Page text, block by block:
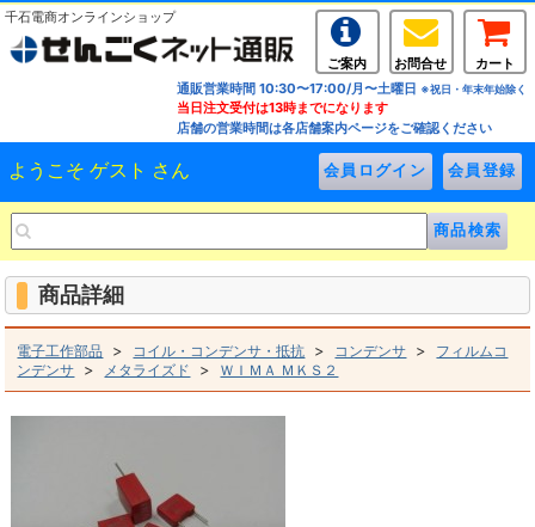
千石電商オンラインショップ
ご案内 お問合せ
カート
通販営業時間 10:30〜17:00/月〜土曜日 ※祝日・年末年始除く
当日注文受付は13時までになります
店舗の営業時間は各店舗案内ページをご確認ください
ようこそ ゲスト さん
商品詳細
電子工作部品 > コイル・コンデンサ・抵抗 > コンデンサ > フィルムコ
ンデンサ > メタライズド > ＷＩＭＡ ＭＫＳ２